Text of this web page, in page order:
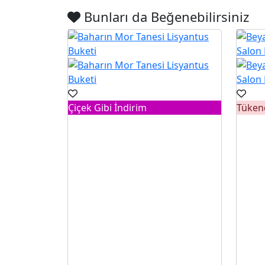
Bunları da Beğenebilirsiniz
Çiçek Gibi İndirim